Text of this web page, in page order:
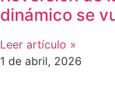
dinámico se
Leer artículo »
1 de abril, 2026